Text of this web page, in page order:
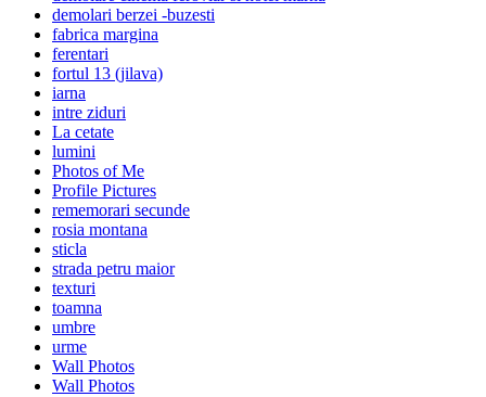
demolari berzei -buzesti
fabrica margina
ferentari
fortul 13 (jilava)
iarna
intre ziduri
La cetate
lumini
Photos of Me
Profile Pictures
rememorari secunde
rosia montana
sticla
strada petru maior
texturi
toamna
umbre
urme
Wall Photos
Wall Photos